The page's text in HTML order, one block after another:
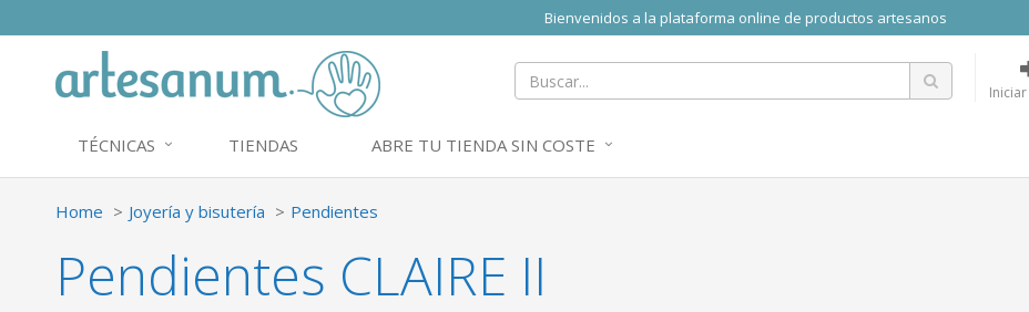
Bienvenidos a la plataforma online de productos artesanos
TÉCNICAS TIENDAS ABRE TU TIENDA SIN COSTE
Home Joyería y bisutería Pendientes
Pendientes CLAIRE II